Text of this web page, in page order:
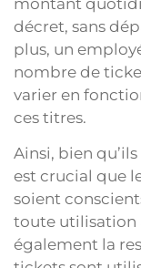
décret, sans
plus, un
nombre de
varier en
ces titres.
Ainsi, bien
est crucial que
soient
toute utilisation
également la